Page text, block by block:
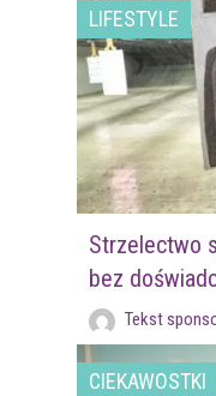
LIFESTYLE
Strzelectwo
bez
Tekst
CIEKAWOSTKI